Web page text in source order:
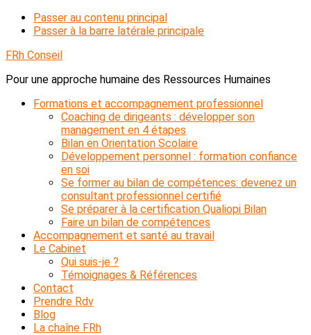
Passer au contenu principal
Passer à la barre latérale principale
FRh Conseil
Pour une approche humaine des Ressources Humaines
Formations et accompagnement professionnel
Coaching de dirigeants : développer son
management en 4 étapes
Bilan en Orientation Scolaire
Développement personnel : formation confiance
en soi
Se former au bilan de compétences: devenez un
consultant professionnel certifié
Se préparer à la certification Qualiopi Bilan
Faire un bilan de compétences
Accompagnement et santé au travail
Le Cabinet
Qui suis-je ?
Témoignages & Références
Contact
Prendre Rdv
Blog
La chaîne FRh